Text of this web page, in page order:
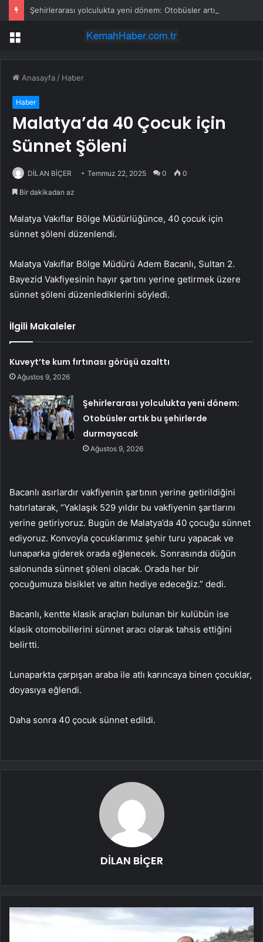
Menü
Anasayfa / Haber
Haber
Malatya’da 40 Çocuk için
Sünnet Şöleni
DİLAN BİÇER Temmuz 22, 2025 0 0
Bir dakikadan az
Malatya Vakıflar Bölge Müdürlüğünce, 40 çocuk için
sünnet şöleni düzenlendi.
Malatya Vakıflar Bölge Müdürü Adem Bacanlı, Sultan 2.
Bayezid Vakfiyesinin hayır şartını yerine getirmek üzere
sünnet şöleni düzenlediklerini söyledi.
İlgili Makaleler
Kuveyt’te kum fırtınası görüşü azalttı
Ağustos 9, 2026
Şehirlerarası yolculukta yeni dönem:
Otobüsler artık bu şehirlerde
durmayacak
Ağustos 9, 2026
Bacanlı asırlardır vakfiyenin şartının yerine getirildiğini
hatırlatarak, “Yaklaşık 529 yıldır bu vakfiyenin şartlarını
yerine getiriyoruz. Bugün de Malatya’da 40 çocuğu sünnet
ediyoruz. Konvoyla çocuklarımız şehir turu yapacak ve
lunaparka giderek orada eğlenecek. Sonrasında düğün
salonunda sünnet şöleni olacak. Orada her bir
çocuğumuza bisiklet ve altın hediye edeceğiz.” dedi.
Bacanlı, kentte klasik araçları bulunan bir kulübün ise
klasik otomobillerini sünnet aracı olarak tahsis ettiğini
belirtti.
Lunaparkta çarpışan araba ile atlı karıncaya binen çocuklar,
doyasıya eğlendi.
Daha sonra 40 çocuk sünnet edildi.
DİLAN BİÇER